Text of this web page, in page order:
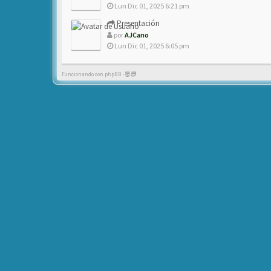
Lun Dic 01, 2025 6:21 pm
Presentación
porAJCano
Lun Dic 01, 2025 6:05 pm
Funcionando con phpBB -